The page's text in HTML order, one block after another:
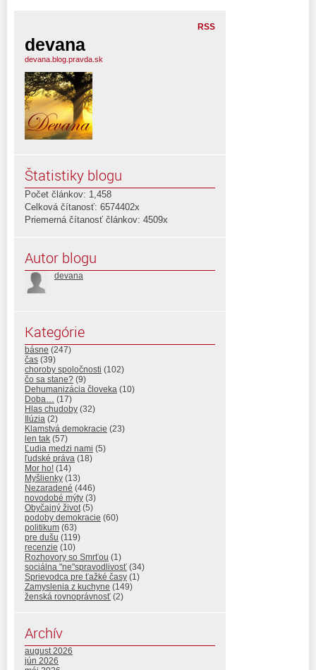
RSS
devana
devana.blog.pravda.sk
Štatistiky blogu
Počet článkov: 1,458
Celková čítanosť: 6574402x
Priemerná čítanosť článkov: 4509x
Autor blogu
devana
Kategórie
básne (247)
čas (39)
choroby spoločnosti (102)
čo sa stane? (9)
Dehumanizácia človeka (10)
Doba… (17)
Hlas chudoby (32)
Ilúzia (2)
Klamstvá demokracie (23)
len tak (57)
Ľudia medzi nami (5)
ľudské práva (18)
Mor ho! (14)
Myšlienky (13)
Nezaradené (446)
novodobé mýty (3)
Obyčajný život(5)
podoby demokracie (60)
politikum (63)
pre dušu (119)
recenzie (10)
Rozhovory so Smrťou (1)
sociálna "ne"spravodlivosť (34)
Sprievodca pre ťažké časy (1)
Zamyslenia z kuchyne (149)
ženská rovnoprávnosť (2)
Archív
august 2026
jún 2026